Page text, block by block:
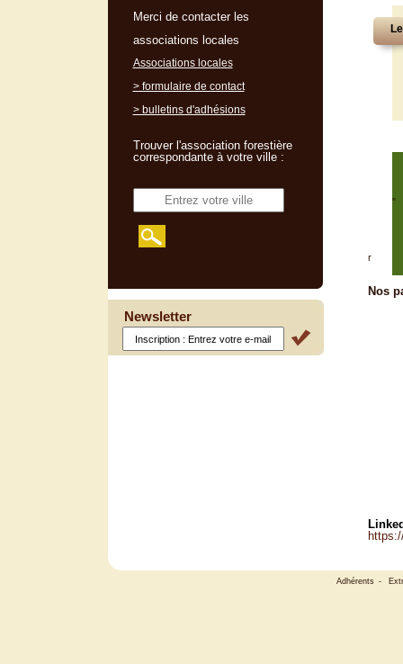
"
r
Nos
Merci de contacter les
associations locales
Associations locales
> formulaire de contact
> bulletins d'adhésions
Trouver l'association forestière
correspondante à votre ville :
Newsletter
Adhérents -